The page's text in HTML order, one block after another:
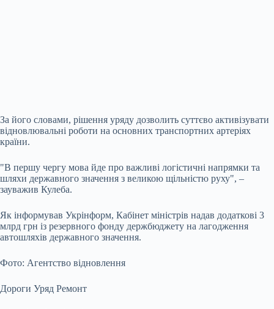
За його словами, рішення уряду дозволить суттєво активізувати
відновлювальні роботи на основних транспортних артеріях
країни.
"В першу чергу мова йде про важливі логістичні напрямки та
шляхи державного значення з великою щільністю руху", –
зауважив Кулеба.
Як інформував Укрінформ, Кабінет міністрів надав додаткові 3
млрд грн із резервного фонду держбюджету на лагодження
автошляхів державного значення.
Фото: Агентство відновлення
Дороги Уряд Ремонт